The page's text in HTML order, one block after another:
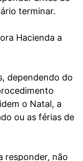
terminar.
Hacienda a
dependendo do
o Natal, a
ou as férias de
responder, não